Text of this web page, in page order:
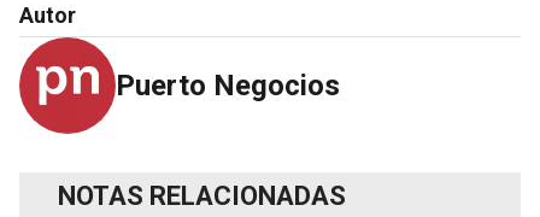
Autor
Puerto Negocios
NOTAS RELACIONADAS